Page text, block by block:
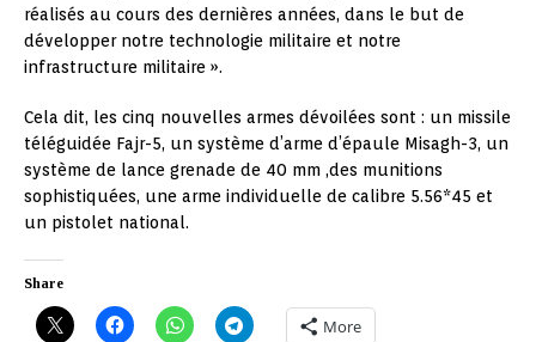
réalisés au cours des dernières années, dans le but de
développer notre technologie militaire et notre
infrastructure militaire ».
Cela dit, les cinq nouvelles armes dévoilées sont : un missile
téléguidée Fajr-5, un système d’arme d’épaule Misagh-3, un
système de lance grenade de 40 mm ,des munitions
sophistiquées, une arme individuelle de calibre 5.56*45 et
un pistolet national.
Share
More